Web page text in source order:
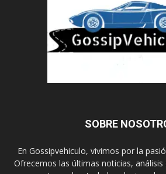
SOBRE
En Gossipvehiculo, vivimos por la
Ofrecemos las últimas noticias,